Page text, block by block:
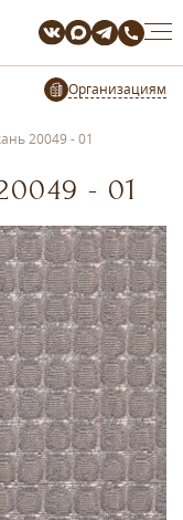
Организациям
20049 - 01
- 01